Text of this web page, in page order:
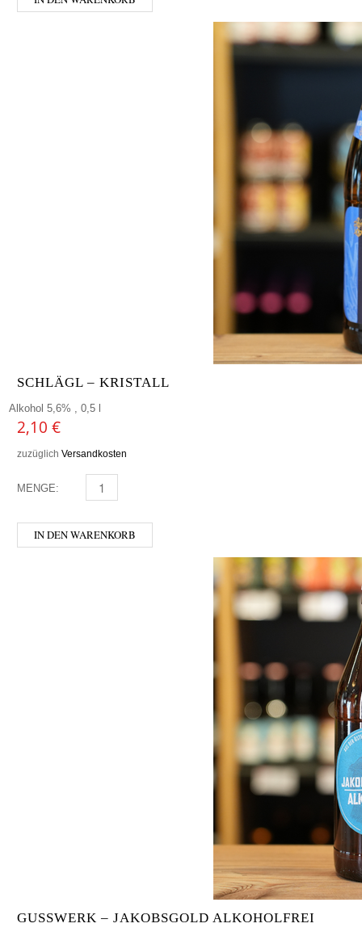
SCHLÄGL – KRISTALL
Alkohol 5,6% , 0,5 l
2,10 €
zuzüglich Versandkosten
MENGE: SCHLÄGL - KRISTALL MENGE
IN DEN WARENKORB
GUSSWERK – JAKOBSGOLD ALKOHOLFREI